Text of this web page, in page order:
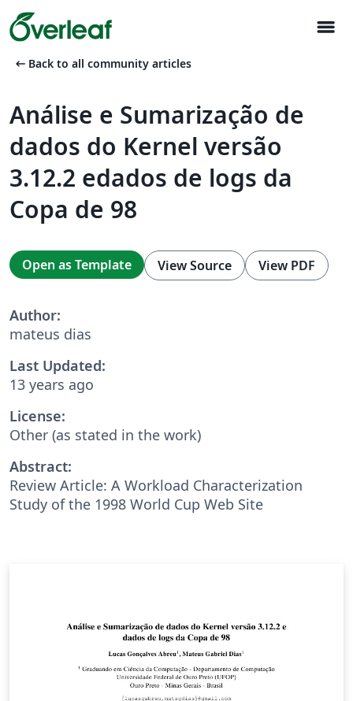
menu
arrow_left_alt Back to all community articles
Análise e Sumarização de
dados do Kernel versão
3.12.2 edados de logs da
Copa de 98
Open as Template View Source View PDF
Author:
mateus dias
Last Updated:
13 years ago
License:
Other (as stated in the work)
Abstract:
Review Article: A Workload Characterization
Study of the 1998 World Cup Web Site